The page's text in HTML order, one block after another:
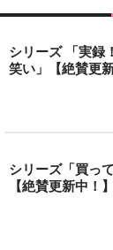
シリーズ 「実録
笑い」【絶賛更新
シリーズ「買っ
【絶賛更新中！】